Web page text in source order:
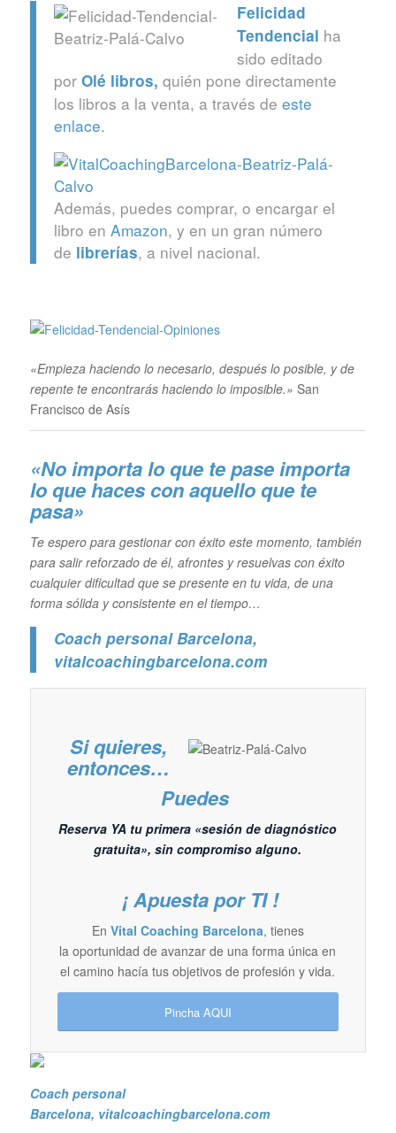
Felicidad
Tendencial ha
sido editado
por Olé libros, quién pone directamente
los libros a la venta, a través de este
enlace.
Además, puedes comprar, o encargar el
libro en Amazon, y en un gran número
de librerías, a nivel nacional.
«Empieza haciendo lo necesario, después lo posible, y de
repente te encontrarás haciendo lo imposible.» San
Francisco de Asís
«No importa lo que te pase importa
lo que haces con aquello que te
pasa»
Te espero para gestionar con éxito este momento, también
para salir reforzado de él, afrontes y resuelvas con éxito
cualquier dificultad que se presente en tu vida, de una
forma sólida y consistente en el tiempo…
Coach personal Barcelona,
vitalcoachingbarcelona.com
Si quieres,
entonces…
Puedes
Reserva YA tu primera «sesión de diagnóstico
gratuita», sin compromiso alguno.
¡ Apuesta por TI !
En Vital Coaching Barcelona, tienes
la oportunidad de avanzar de una forma única en
el camino hacía tus objetivos de profesión y vida.
Pincha AQUI
Coach personal
Barcelona, vitalcoachingbarcelona.com